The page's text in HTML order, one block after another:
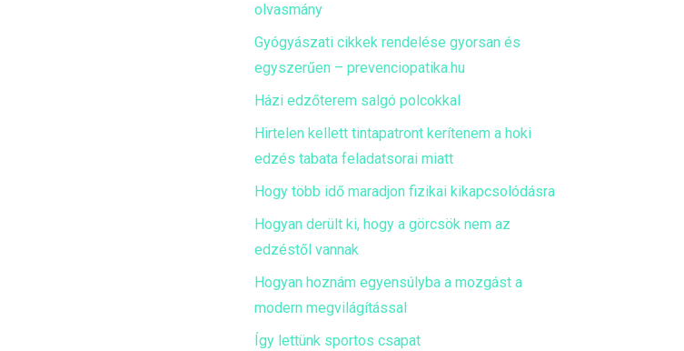
olvasmány
Gyógyászati cikkek rendelése gyorsan és
egyszerűen – prevenciopatika.hu
Házi edzőterem salgó polcokkal
Hirtelen kellett tintapatront kerítenem a hoki
edzés tabata feladatsorai miatt
Hogy több idő maradjon fizikai kikapcsolódásra
Hogyan derült ki, hogy a görcsök nem az
edzéstől vannak
Hogyan hoznám egyensúlyba a mozgást a
modern megvilágítással
Így lettünk sportos csapat